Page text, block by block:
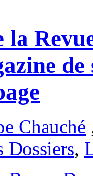
la
Chauché
Dossiers,